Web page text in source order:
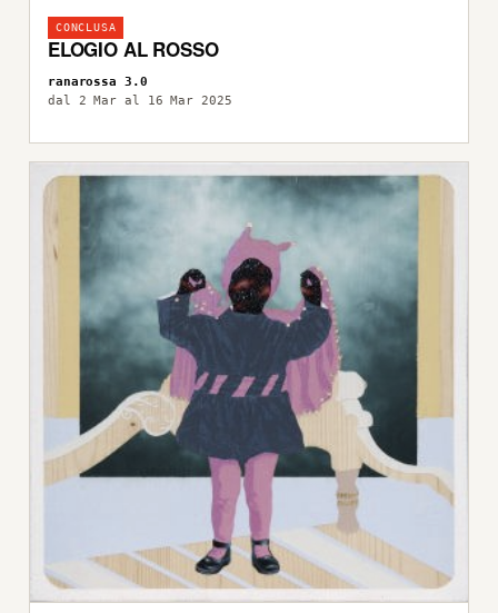
CONCLUSA
ELOGIO AL ROSSO
ranarossa 3.0
dal 2 Mar al 16 Mar 2025